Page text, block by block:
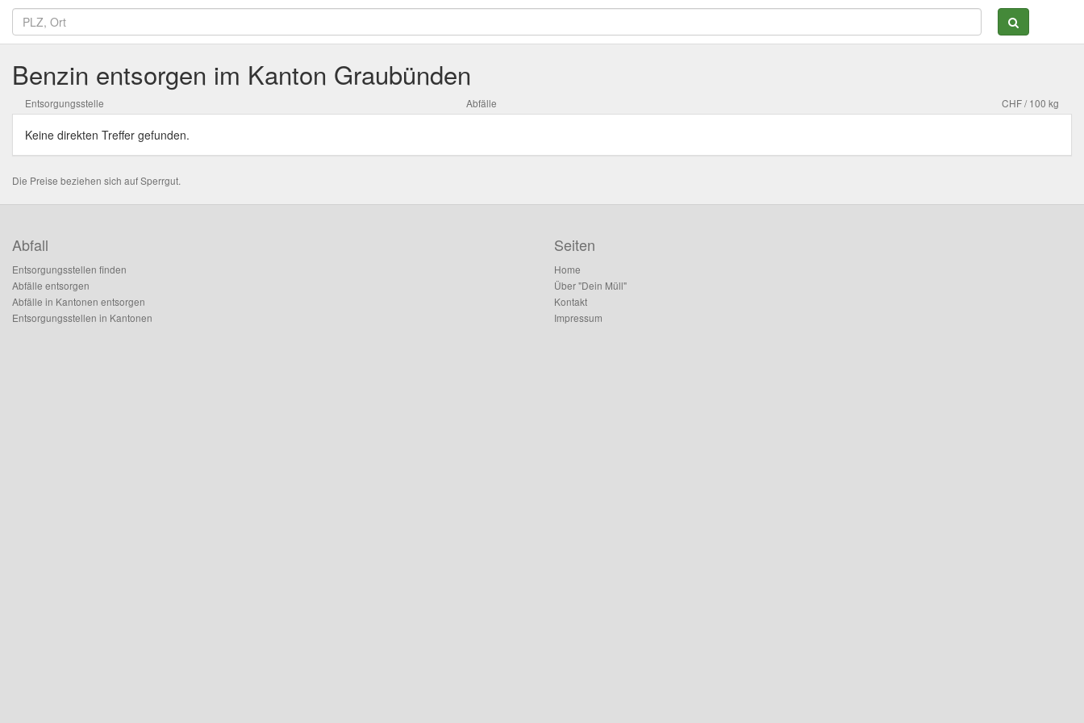
Benzin entsorgen im Kanton Graubünden
Entsorgungsstelle Abfälle CHF / 100 kg
Keine direkten Treffer gefunden.
Die Preise beziehen sich auf Sperrgut.
Abfall
Entsorgungsstellen finden
Abfälle entsorgen
Abfälle in Kantonen entsorgen
Entsorgungsstellen in Kantonen
Seiten
Home
Über "Dein Müll"
Kontakt
Impressum